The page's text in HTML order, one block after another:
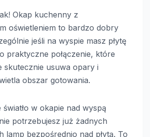
Okap kuchenny z
oświetleniem to bardzo dobry
jeśli na wyspie masz płytę
praktyczne połączenie, które
skutecznie usuwa opary i
obszar gotowania.
w okapie nad wyspą
potrzebujesz już żadnych
lamp bezpośrednio nad płytą. To